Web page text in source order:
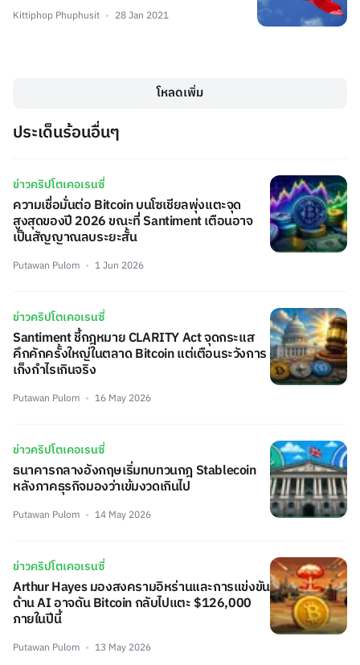
Kittiphop Phuphusit 28 Jan 2021
โหลดเพิ่ม
ประเด็นร้อนอื่นๆ
ข่าวคริปโตเคอเรนซี่
ความเชื่อมั่นต่อ Bitcoin บนโซเชียลพุ่งแตะจุด
สูงสุดของปี 2026 ขณะที่ Santiment เตือนอาจ
เป็นสัญญาณลบระยะสั้น
Putawan Pulom 1 Jun 2026
ข่าวคริปโตเคอเรนซี่
Santiment ชี้กฎหมาย CLARITY Act จุดกระแส
คึกคักครั้งใหญ่ในตลาด Bitcoin แต่เตือนระวังการ
เก็งกำไรเกินจริง
Putawan Pulom 16 May 2026
ข่าวคริปโตเคอเรนซี่
ธนาคารกลางอังกฤษเริ่มทบทวนกฎ Stablecoin
หลังภาคธุรกิจมองว่าเข้มงวดเกินไป
Putawan Pulom 14 May 2026
ข่าวคริปโตเคอเรนซี่
Arthur Hayes มองสงครามอิหร่านและการแข่งขัน
ด้าน AI อาจดัน Bitcoin กลับไปแตะ $126,000
ภายในปีนี้
Putawan Pulom 13 May 2026